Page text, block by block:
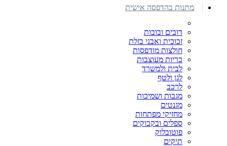
מתנות בהדפסה אישית
דובים ובובות
זכוכית ואבני בזלת
חולצות מודפסות
כריות מעוצבות
לבית ולמשרד
לגן ולטף
לרכב
מגבות ושמיכות
מגנטים
מחזיקי מפתחות
ספלים ובקבוקים
פוטובלוק
תיקים